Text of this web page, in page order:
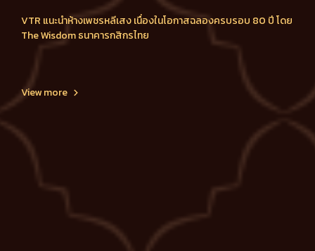
VTR แนะนำห้างเพชรหลีเสง เนื่องในโอกาสฉลองครบรอบ 80 ปี โดย
The Wisdom ธนาคารกสิกรไทย
View more